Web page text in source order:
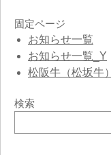
固定ページ
お知らせ一覧
お知らせ一覧_Y
松阪牛（松坂牛
検索
索